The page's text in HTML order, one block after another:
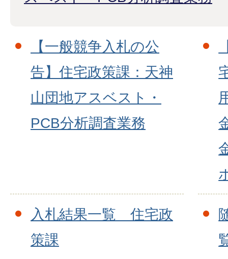
【一般競争入札の公
告】住宅政策課：天神
山団地アスベスト・
PCB分析調査業務
入札結果一覧 住宅政
策課